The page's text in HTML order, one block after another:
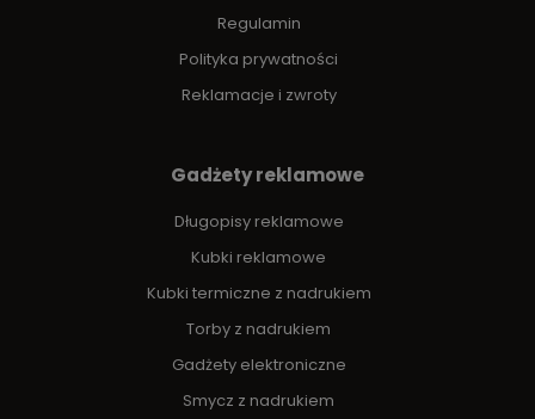
Regulamin
Polityka prywatności
Reklamacje i zwroty
Gadżety reklamowe
Długopisy reklamowe
Kubki reklamowe
Kubki termiczne z nadrukiem
Torby z nadrukiem
Gadżety elektroniczne
Smycz z nadrukiem